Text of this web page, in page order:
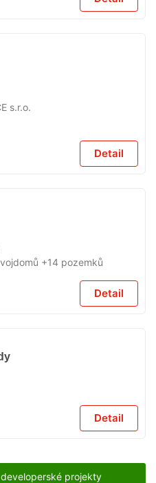
s.r.o.
Detail
+14 pozemků
Detail
Detail
projekty